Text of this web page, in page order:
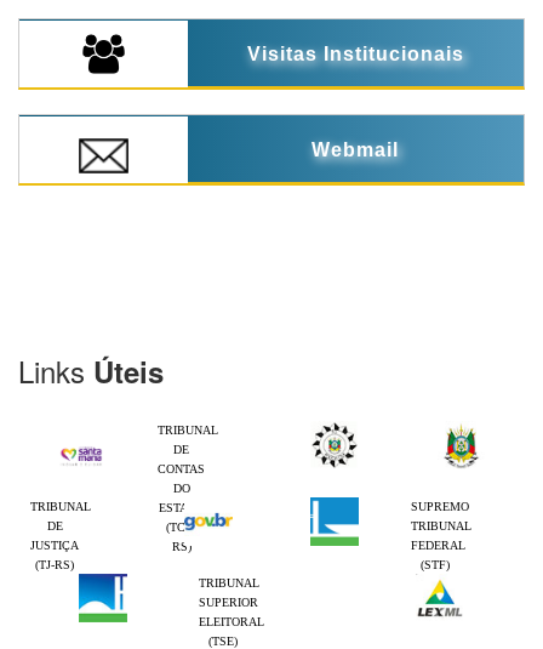
Visitas Institucionais
Webmail
Links Úteis
TRIBUNAL
DE
CONTAS
DO
ESTADO
(TCE-
RS)
TRIBUNAL
DE
JUSTIÇA
(TJ-RS)
SUPREMO
TRIBUNAL
FEDERAL
(STF)
TRIBUNAL
SUPERIOR
ELEITORAL
(TSE)